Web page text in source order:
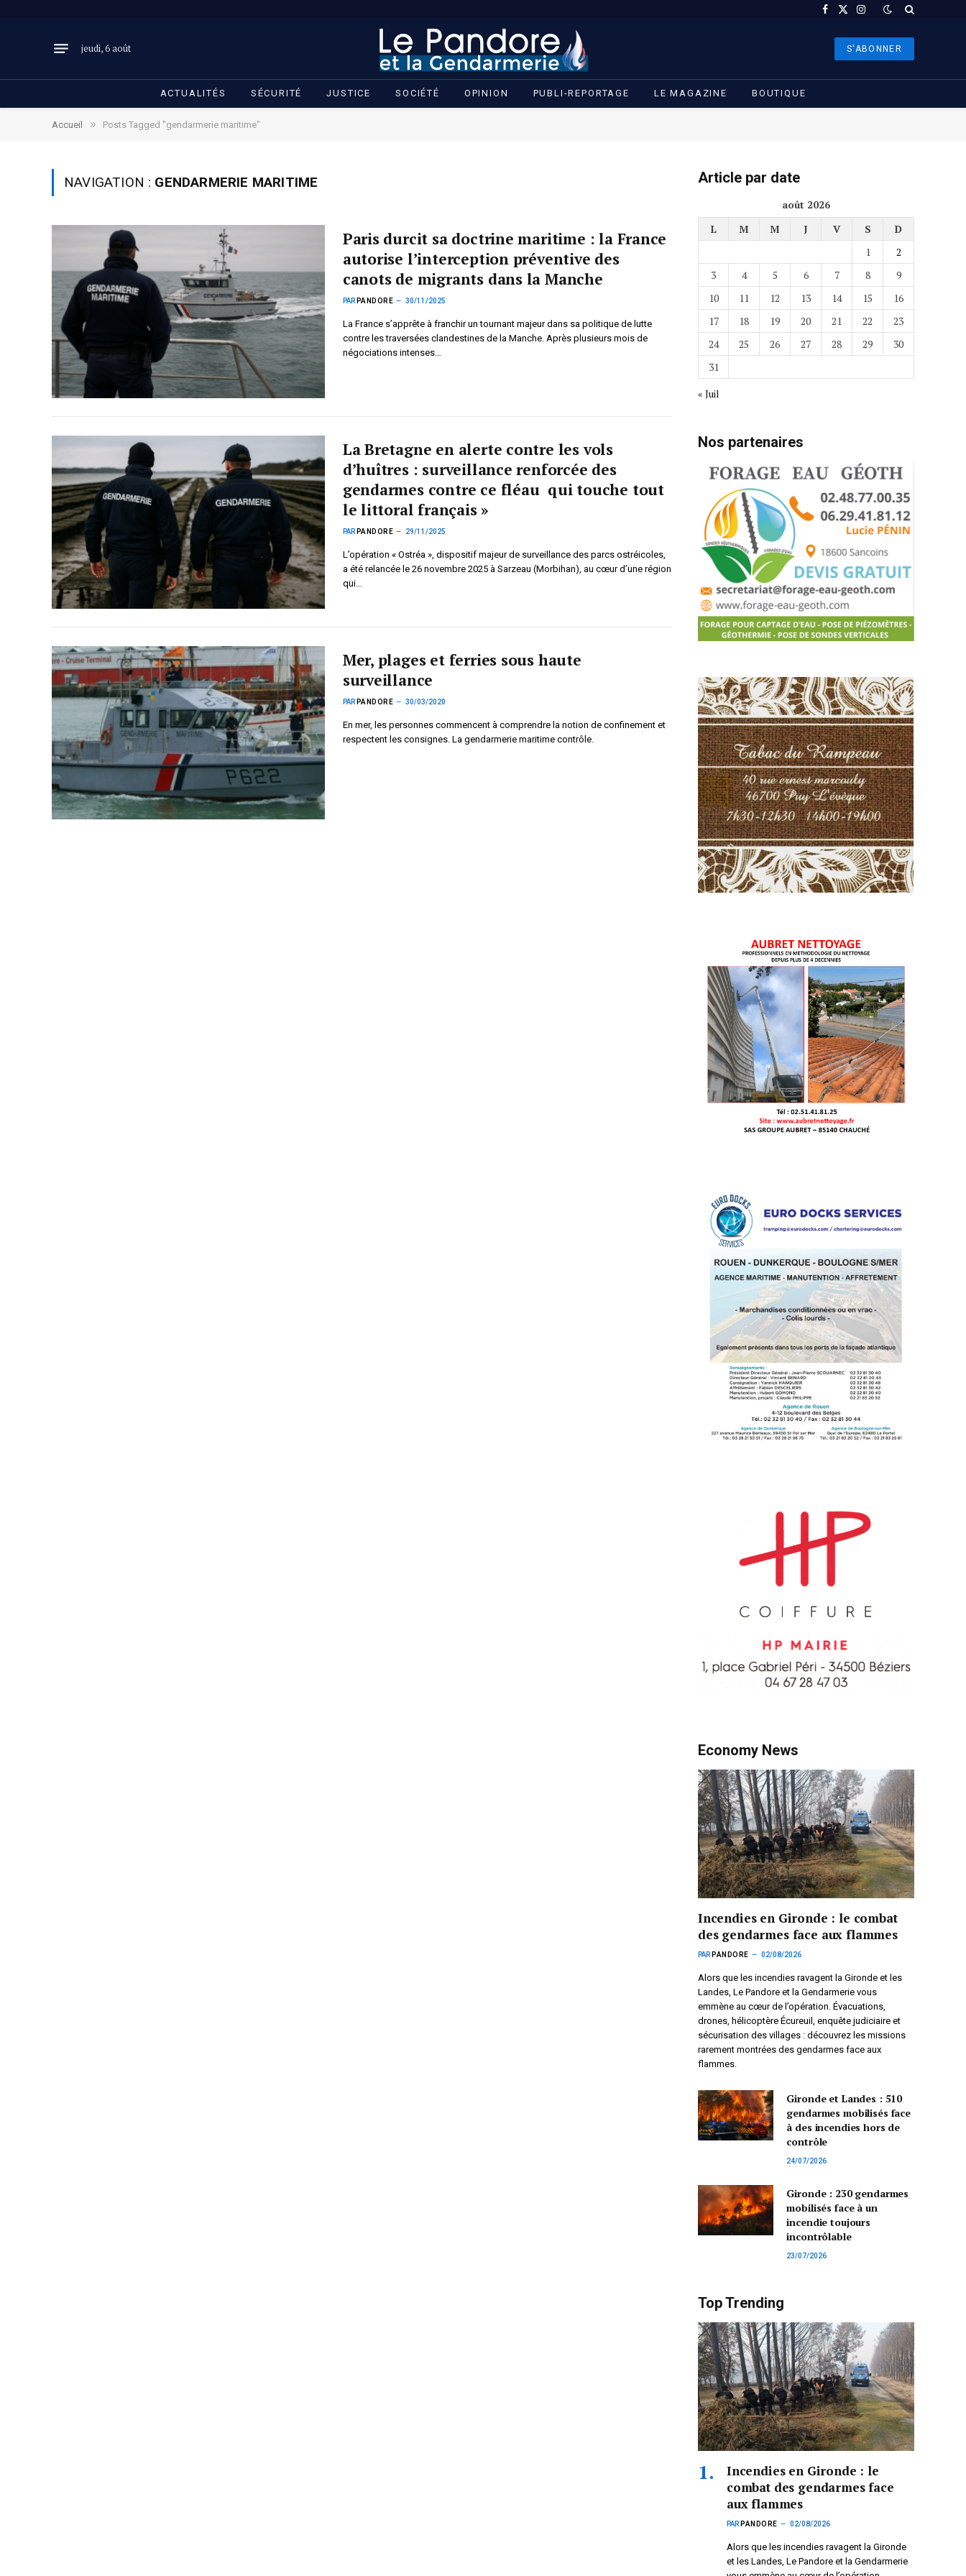
Facebook
X
Instagram
jeudi, 6 août S'ABONNER
ACTUALITÉS SÉCURITÉ JUSTICE SOCIÉTÉ OPINION PUBLI-REPORTAGE LE MAGAZINE BOUTIQUE
Accueil » Posts Tagged "gendarmerie maritime"
NAVIGATION : GENDARMERIE MARITIME
Paris durcit sa doctrine maritime : la France
autorise l’interception préventive des
canots de migrants dans la Manche
PAR PANDORE 30/11/2025
La France s’apprête à franchir un tournant majeur dans sa politique de lutte
contre les traversées clandestines de la Manche. Après plusieurs mois de
négociations intenses…
La Bretagne en alerte contre les vols
d’huîtres : surveillance renforcée des
gendarmes contre ce fléau qui touche tout
le littoral français »
PAR PANDORE 29/11/2025
L’opération « Ostréa », dispositif majeur de surveillance des parcs ostréicoles,
a été relancée le 26 novembre 2025 à Sarzeau (Morbihan), au cœur d’une région
qui…
Mer, plages et ferries sous haute
surveillance
PAR PANDORE 30/03/2020
En mer, les personnes commencent à comprendre la notion de confinement et
respectent les consignes. La gendarmerie maritime contrôle.
Article par date
août 2026
L
M M J V S
D
1
2
3
4 5 6 7 8
9
10
11 12 13 14 15
16
17
18 19 20 21 22
23
24
25 26 27 28 29
30
31
« Juil
Nos partenaires
Economy News
Incendies en Gironde : le combat
des gendarmes face aux flammes
PAR PANDORE 02/08/2026
Alors que les incendies ravagent la Gironde et les
Landes, Le Pandore et la Gendarmerie vous
emmène au cœur de l’opération. Évacuations,
drones, hélicoptère Écureuil, enquête judiciaire et
sécurisation des villages : découvrez les missions
rarement montrées des gendarmes face aux
flammes.
Gironde et Landes : 510
gendarmes mobilisés face
à des incendies hors de
contrôle
24/07/2026
Gironde : 230 gendarmes
mobilisés face à un
incendie toujours
incontrôlable
23/07/2026
Top Trending
Incendies en Gironde : le
combat des gendarmes face
aux flammes
PAR PANDORE 02/08/2026
Alors que les incendies ravagent la Gironde
et les Landes, Le Pandore et la Gendarmerie